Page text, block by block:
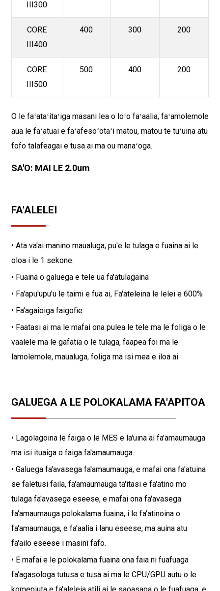
III300
CORE
III400
400 300 200
CORE
III500
500 400 200
O le faʻataʻitaʻiga masani lea o loʻo faʻaalia, faʻamolemole
aua le faʻatuai e faʻafesoʻotaʻi matou, matou te tuʻuina atu
fofo talafeagai e tusa ai ma ou manaʻoga.
SA'O: MAI LE 2.0um
FA'ALELEI
• Ata va'ai manino maualuga, pu'e le tulaga e fuaina ai le
oloa i le 1 sekone.
• Fuaina o galuega e tele ua fa'atulagaina
• Fa'apu'upu'u le taimi e fua ai, Fa'ateleina le lelei e 600%
• Fa'agaioiga faigofie
• Faatasi ai ma le mafai ona pulea le tele ma le foliga o le
vaalele ma le gafatia o le tulaga, faapea foi ma le
lamolemole, maualuga, foliga ma isi mea e iloa ai
GALUEGA A LE POLOKALAMA FA'APITOA
• Lagolagoina le faiga o le MES e la'uina ai fa'amaumauga
ma isi ituaiga o faiga fa'amaumauga.
• Galuega fa'avasega fa'amaumauga, e mafai ona fa'atuina
se faletusi faila, fa'amaumauga ta'itasi e fa'atino mo
tulaga fa'avasega eseese, e mafai ona fa'avasega
fa'amaumauga polokalama fuaina, i le fa'atinoina o
fa'amaumauga, e fa'aalia i lanu eseese, ma auina atu
fa'ailo eseese i masini fafo.
• E mafai e le polokalama fuaina ona faia ni fuafuaga
fa'agasologa tutusa e tusa ai ma le CPU/GPU autu o le